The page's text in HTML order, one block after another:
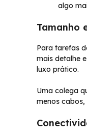
algo
Tamanho
Para tarefas
mais detalhe
luxo prático.
Uma colega
menos